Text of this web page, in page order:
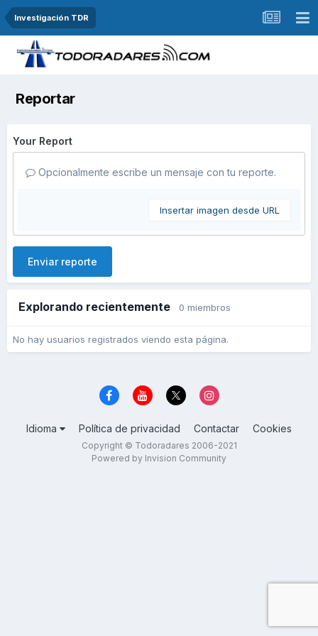
Investigación TDR
Reportar
Your Report
Opcionalmente escribe un mensaje con tu reporte.
Insertar imagen desde URL
Enviar reporte
Explorando recientemente 0 miembros
No hay usuarios registrados viendo esta página.
Idioma Política de privacidad Contactar Cookies
Copyright © Todoradares 2006-2021
Powered by Invision Community